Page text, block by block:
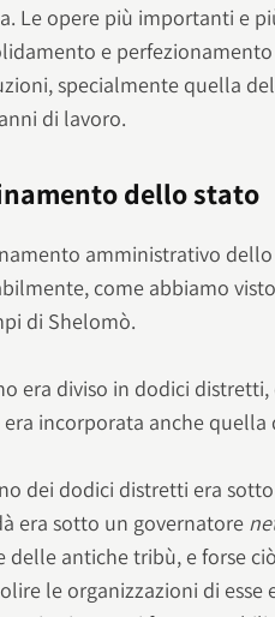
Le opere più importanti e
e
specialmente quella
di lavoro.
dello stato
amministrativo
come abbiamo
di Shelomò.
era diviso in dodici
incorporata anche quella
dei dodici distretti era
era sotto un governatore
delle antiche tribù, e forse
le organizzazioni di esse